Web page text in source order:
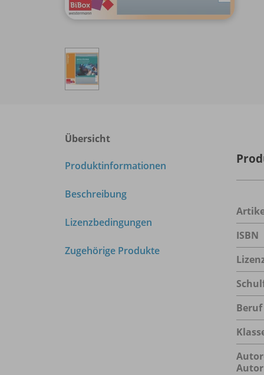
Übersicht
Produktinformationen
Beschreibung
Lizenzbedingungen
Zugehörige Produkte
ISBN
Beruf